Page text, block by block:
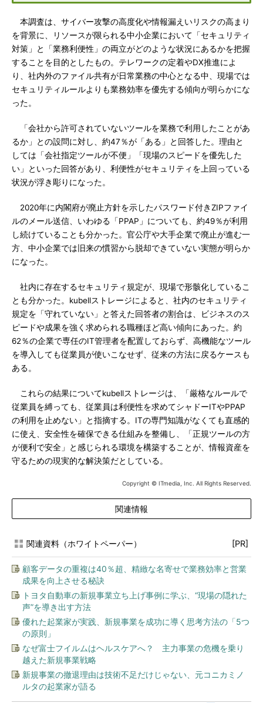
本調査は、サイバー攻撃の高度化や情報漏えいリスクの高まり
を背景に、リソースが限られる中小企業において「セキュリティ
対策」と「業務利便性」の両立がどのような状況にあるかを把握
することを目的としたもの。テレワークの定着やDX推進によ
り、社内外のファイル共有が日常業務の中心となる中、現場では
セキュリティルールよりも業務効率を優先する傾向が明らかにな
った。
「会社から許可されていないツールを業務で利用したことがあ
るか」との設問に対し、約47％が「ある」と回答した。理由と
しては「会社指定ツールが不便」「現場のスピードを優先した
い」といった回答があり、利便性がセキュリティを上回っている
状況が浮き彫りになった。
2020年に内閣府が廃止方針を示したパスワード付きZIPファイ
ルのメール送信、いわゆる「PPAP」についても、約49％が利用
し続けていることも分かった。官公庁や大手企業で廃止が進む一
方、中小企業では旧来の慣習から脱却できていない実態が明らか
になった。
社内に存在するセキュリティ規定が、現場で形骸化しているこ
とも分かった。kubellストレージによると、社内のセキュリティ
規定を「守れていない」と答えた回答者の割合は、ビジネスのス
ピードや成果を強く求められる職種ほど高い傾向にあった。約
62％の企業で専任のIT管理者を配置しておらず、高機能なツール
を導入しても従業員が使いこなせず、従来の方法に戻るケースも
ある。
これらの結果についてkubellストレージは、「厳格なルールで
従業員を縛っても、従業員は利便性を求めてシャドーITやPPAP
の利用を止めない」と指摘する。ITの専門知識がなくても直感的
に使え、安全性を確保できる仕組みを整備し、「正規ツールの方
が便利で安全」と感じられる環境を構築することが、情報資産を
守るための現実的な解決策だとしている。
Copyright © ITmedia, Inc. All Rights Reserved.
関連情報
関連資料（ホワイトペーパー） [PR]
顧客データの重複は40％超、精緻な名寄せで業務効率と営業
成果を向上させる秘訣
トヨタ自動車の新規事業立ち上げ事例に学ぶ、“現場の隠れた
声”を導き出す方法
優れた起業家が実践、新規事業を成功に導く思考方法の「5つ
の原則」
なぜ富士フイルムはヘルスケアへ？ 主力事業の危機を乗り
越えた新規事業戦略
新規事業の撤退理由は技術不足だけじゃない、元コニカミノ
ルタの起業家が語る